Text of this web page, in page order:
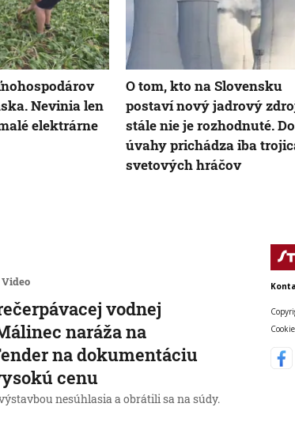
Nevinia len
elektrárne
O tom, kto na Slovensku
postaví nový jadrový
stále nie je rozhodnuté. Do
úvahy prichádza iba
svetových hráčov
Video
vodnej
naráža na
na dokumentáciu
cenu
nesúhlasia a obrátili sa na súdy.